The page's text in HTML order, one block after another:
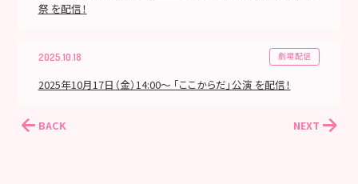
祭 を配信！
2025.10.18 劇場配信
2025年10月17日（金）14:00～ 「ここからだ」公演 を配信！
BACK NEXT